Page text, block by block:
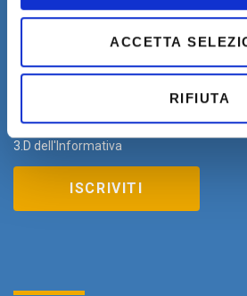
ACCETTA
RIFIUTA
Ho preso visione dell'Informativa
acconsento al trattamento dei miei dati
per finalità di marketing/comunicazione
3.D dell'Informativa